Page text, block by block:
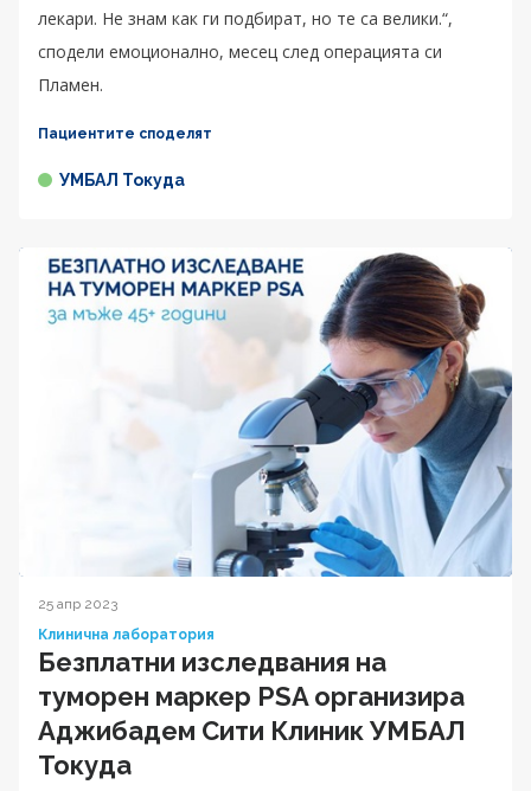
лекари. Не знам как ги подбират, но те са велики.“,
сподели емоционално, месец след операцията си
Пламен.
Пациентите споделят
УМБАЛ Токуда
25 апр 2023
Клинична лаборатория
Безплатни изследвания на
туморен маркер PSA организира
Аджибадем Сити Клиник УМБАЛ
Токуда